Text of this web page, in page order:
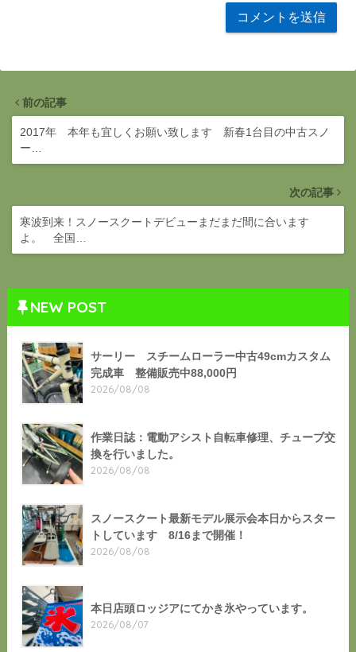
前の記事
2017年 本年も宜しくお願い致します 新春1台目の中古スノ
ー…
次の記事
寒波到来！スノースクートデビューまだまだ間に合います
よ。 全国…
NEW POST
サーリー スチームローラー中古49cmカスタム
完成車 整備販売中88,000円
2026/08/08
作業日誌：電動アシスト自転車修理、チューブ交
換を行いました。
2026/08/08
スノースクート最新モデル展示会本日からスター
トしています 8/16まで開催！
2026/08/08
本日店頭ロッジアにてかき氷やっています。
2026/08/07